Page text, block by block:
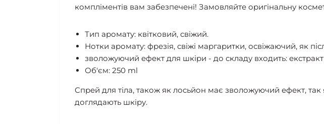
компліментів вам забезпечені! Замовляйте оригінальну
Тип аромату: квітковий, свіжий.
Нотки аромату: фрезія, свіжі маргаритки, освіжаючий, як
зволожуючий ефект для шкіри - до складу входить:
Об'єм: 250 ml
Cпрей для тіла, також як лосьйон має зволожуючий ефект,
доглядають шкіру.